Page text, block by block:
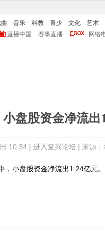
音乐 科教 青少 文化
艺术
直播中国 赛事直播 网络
盘股资金净流出
10:34 | 进入复兴论坛| 来源
小盘股资金净流出1.24亿元。